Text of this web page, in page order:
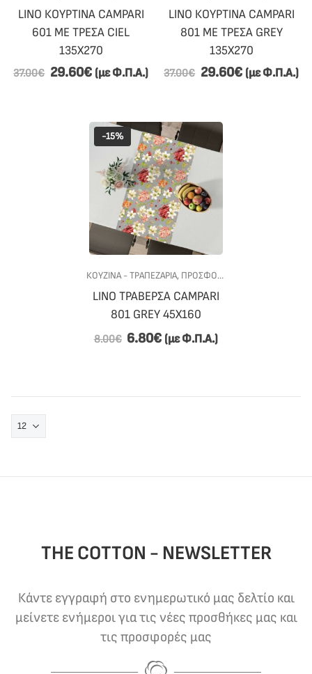
LINO ΚΟΥΡΤΙΝΑ CAMPARI
601 ΜΕ ΤΡΕΣΑ CIEL
135X270
37.00€ 29.60€ (με Φ.Π.Α.)
LINO ΚΟΥΡΤΙΝΑ CAMPARI
801 ΜΕ ΤΡΕΣΑ GREY
135X270
37.00€ 29.60€ (με Φ.Π.Α.)
-15%
ΚΟΥΖΙΝΑ - ΤΡΑΠΕΖΑΡΙΑ, ΠΡΟΣΦΟΡΕΣ
LINO ΤΡΑΒΕΡΣΑ CAMPARI
801 GREY 45X160
8.00€ 6.80€ (με Φ.Π.Α.)
THE COTTON - NEWSLETTER
Κάντε εγγραφή στο ενημερωτικό μας δελτίο και
μείνετε ενήμεροι για τις νέες προσθήκες μας και
τις προσφορές μας